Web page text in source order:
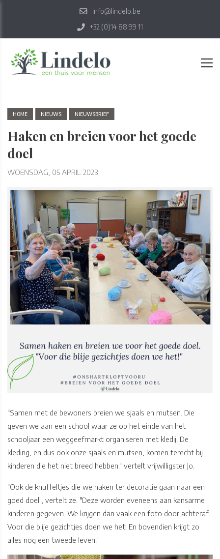
info@lindelo.be
+32 (0)14 88 99 11
HOME NIEUWS NIEUWSBRIEF
Haken en breien voor het goede
doel
WOENSDAG, 05 APRIL 2023
"Samen met de bewoners breien we sjaals en mutsen. Die
geven we aan een school waar ze op het einde van het
schooljaar een weggeefmarkt organiseren met kledij. De
kleding, en dus ook onze sjaals en mutsen, komen terecht bij
kinderen die het niet breed hebben." vertelt vrijwilligster Jo.
"Ook de knuffeltjes die we haken ter decoratie gaan naar een
goed doel", vertelt ze. "Deze worden eveneens aan kansarme
kinderen gegeven. We krijgen dan vaak een foto door achteraf.
Voor die blije gezichtjes doen we het! En bovendien krijgt zo
alles nog een tweede leven."